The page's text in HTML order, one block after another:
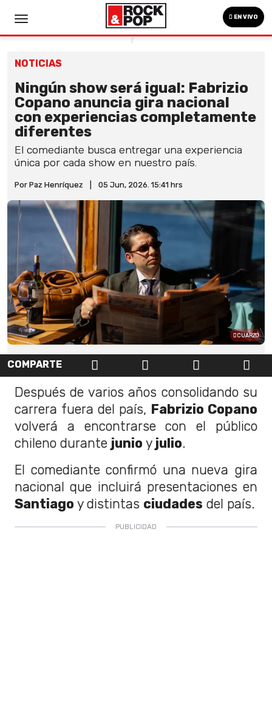
EN VIVO
NOTICIAS
Ningún show será igual: Fabrizio
Copano anuncia gira nacional
con experiencias completamente
diferentes
El comediante busca entregar una experiencia
única por cada show en nuestro país.
Por Paz Henríquez 05 Jun, 2026. 15:41 hrs
CUARZO
COMPARTE
Después de varios años consolidando su
carrera fuera del país, Fabrizio Copano
volverá a encontrarse con el público
chileno durante junio y julio.
El comediante confirmó una nueva gira
nacional que incluirá presentaciones en
Santiago y distintas ciudades del país.